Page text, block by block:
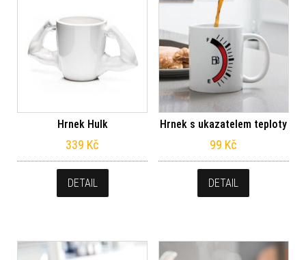
Hrnek Hulk
339 Kč
DETAIL
Hrnek s ukazatelem teploty
99 Kč
DETAIL